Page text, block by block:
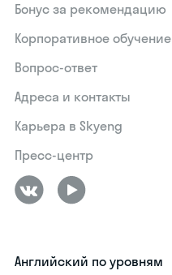
Бонус за рекомендацию
Корпоративное обучение
Вопрос-ответ
Адреса и контакты
Карьера в Skyeng
Пресс-центр
Английский по уровням